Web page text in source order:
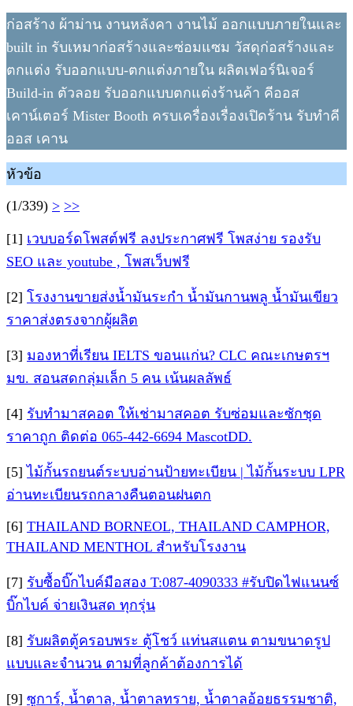
ก่อสร้าง ผ้าม่าน งานหลังคา งานไม้ ออกแบบภายในและ
built in รับเหมาก่อสร้างและซ่อมแซม วัสดุก่อสร้างและ
ตกแต่ง รับออกแบบ-ตกแต่งภายใน ผลิตเฟอร์นิเจอร์
Build-in ตัวลอย รับออกแบบตกแต่งร้านค้า คีออส
เคาน์เตอร์ Mister Booth ครบเครื่องเรื่องเปิดร้าน รับทำคี
ออส เคาน
หัวข้อ
(1/339) > >>
[1] เวบบอร์ดโพสต์ฟรี ลงประกาศฟรี โพสง่าย รองรับ
SEO และ youtube , โพสเว็บฟรี
[2] โรงงานขายส่งน้ำมันระกำ น้ำมันกานพลู น้ำมันเขียว
ราคาส่งตรงจากผู้ผลิต
[3] มองหาที่เรียน IELTS ขอนแก่น? CLC คณะเกษตรฯ
มข. สอนสดกลุ่มเล็ก 5 คน เน้นผลลัพธ์
[4] รับทำมาสคอต ให้เช่ามาสคอต รับซ่อมและซักชุด
ราคาถูก ติดต่อ 065-442-6694 MascotDD.
[5] ไม้กั้นรถยนต์ระบบอ่านป้ายทะเบียน | ไม้กั้นระบบ LPR
อ่านทะเบียนรถกลางคืนตอนฝนตก
[6] THAILAND BORNEOL, THAILAND CAMPHOR,
THAILAND MENTHOL สำหรับโรงงาน
[7] รับซื้อบิ๊กไบค์มือสอง T:087-4090333 #รับปิดไฟแนนซ์
บิ๊กไบค์ จ่ายเงินสด ทุกรุ่น
[8] รับผลิตตู้ครอบพระ ตู้โชว์ แท่นสแตน ตามขนาดรูป
แบบและจำนวน ตามที่ลูกค้าต้องการได้
[9] ซูการ์, น้ำตาล, น้ำตาลทราย, น้ำตาลอ้อยธรรมชาติ,